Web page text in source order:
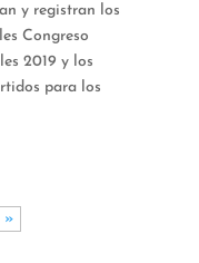
y registran los
Congreso
2019 y los
para los
»